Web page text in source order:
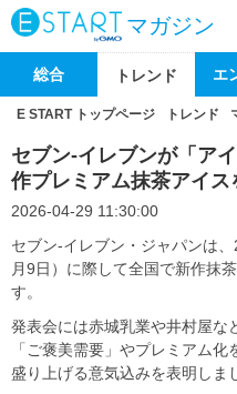
マガジン
総合 トレンド エ
E START トップページ トレンド
セブン‐イレブンが「ア
作プレミアム抹茶アイス
2026-04-29 11:30:00
セブン‐イレブン・ジャパンは
月9日）に際して全国で新作抹
す。
発表会には赤城乳業や井村屋な
「ご褒美需要」やプレミアム
盛り上げる意気込みを表明しま